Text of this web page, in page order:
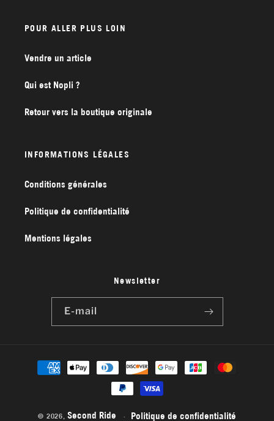
POUR ALLER PLUS LOIN
Vendre un article
Qui est Nopli ?
Retour vers la boutique originale
INFORMATIONS LÉGALES
Conditions générales
Politique de confidentialité
Mentions légales
Newsletter
E-mail
Moyens
© 2026,Second Ride Politique de confidentialité